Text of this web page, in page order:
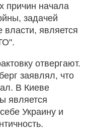
причин начала
задачей
власти, является
отвергают.
заявлял, что
В Киеве
является
Украину и